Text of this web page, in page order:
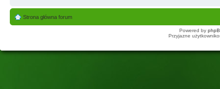
Strona główna forum
Powered by
Przyjazne